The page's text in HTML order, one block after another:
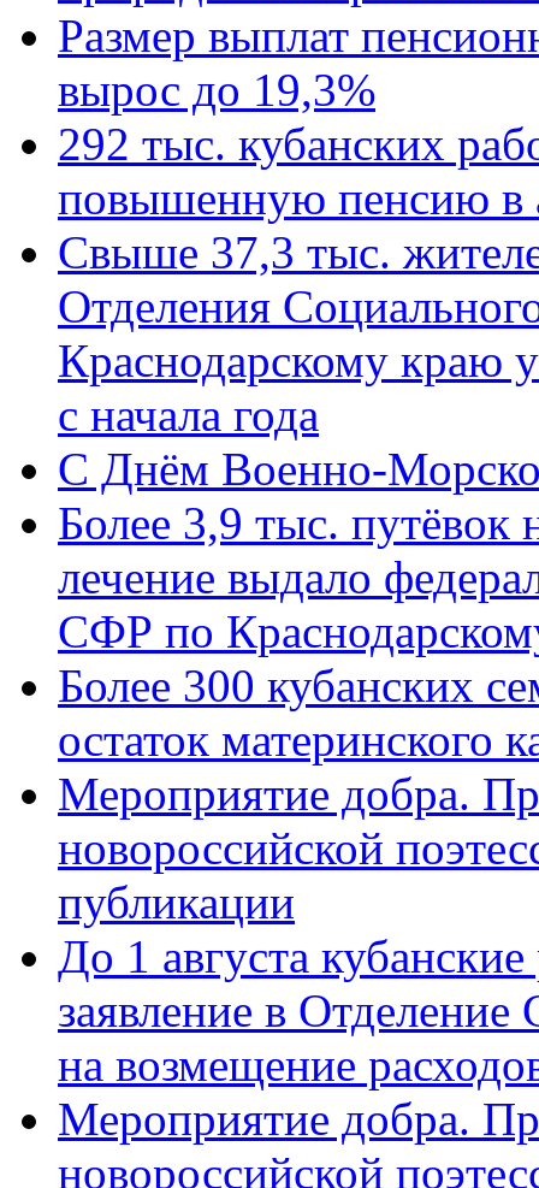
Размер выплат
вырос до 19,3%
292 тыс. кубанских
повышенную пенсию в
Свыше 37,3 тыс.
Отделения
Краснодарскому краю
с начала года
C Днём Военно-
Более 3,9 тыс. путёвок
лечение выдало
СФР по
Более 300 кубанских
остаток материнского
Мероприятие добра.
новороссийской
публикации
До 1 августа
заявление в
на возмещение
Мероприятие добра.
новороссийской